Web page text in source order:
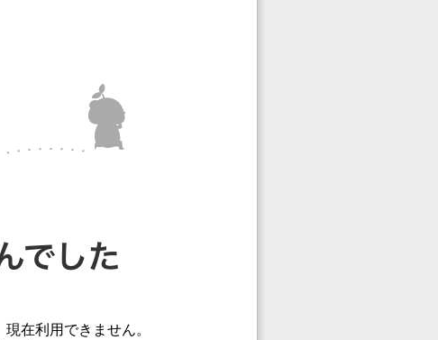
在利用できません。